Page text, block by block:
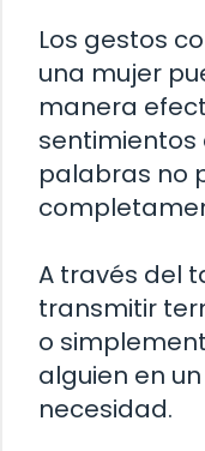
Los gestos
una mujer
manera
sentimientos
palabras no
A través del
transmitir
o
alguien en
necesidad.